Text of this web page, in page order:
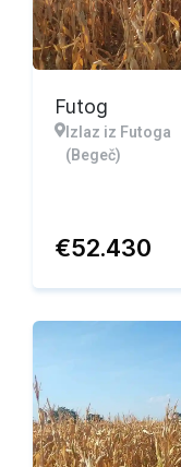
Futog
Izlaz iz Futoga
(Begeč)
€52.430